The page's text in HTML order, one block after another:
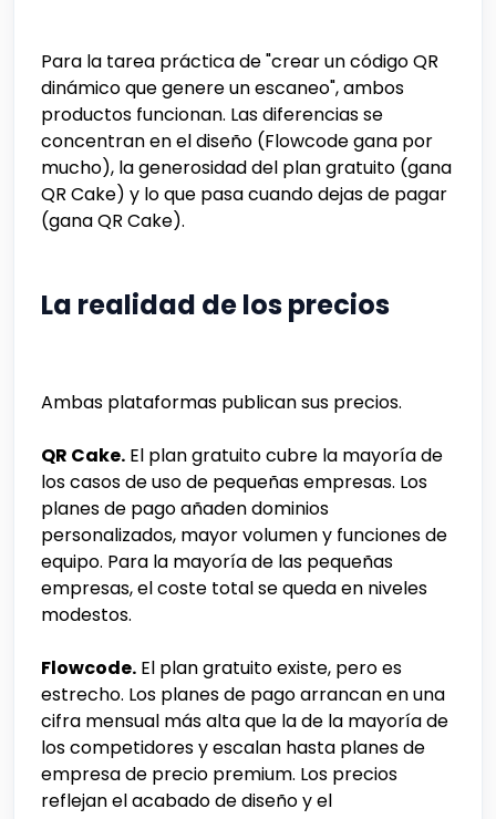
Para la tarea práctica de "crear un código QR
dinámico que genere un escaneo", ambos
productos funcionan. Las diferencias se
concentran en el diseño (Flowcode gana por
mucho), la generosidad del plan gratuito (gana
QR Cake) y lo que pasa cuando dejas de pagar
(gana QR Cake).
La realidad de los precios
Ambas plataformas publican sus precios.
QR Cake. El plan gratuito cubre la mayoría de
los casos de uso de pequeñas empresas. Los
planes de pago añaden dominios
personalizados, mayor volumen y funciones de
equipo. Para la mayoría de las pequeñas
empresas, el coste total se queda en niveles
modestos.
Flowcode. El plan gratuito existe, pero es
estrecho. Los planes de pago arrancan en una
cifra mensual más alta que la de la mayoría de
los competidores y escalan hasta planes de
empresa de precio premium. Los precios
reflejan el acabado de diseño y el